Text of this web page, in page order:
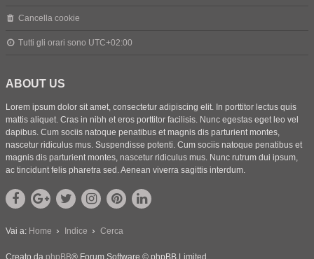
Cancella cookie
Tutti gli orari sono UTC+02:00
ABOUT US
Lorem ipsum dolor sit amet, consectetur adipiscing elit. In porttitor lectus quis
mattis aliquet. Cras in nibh et eros porttitor facilisis. Nunc egestas eget leo vel
dapibus. Cum sociis natoque penatibus et magnis dis parturient montes,
nascetur ridiculus mus. Suspendisse potenti. Cum sociis natoque penatibus et
magnis dis parturient montes, nascetur ridiculus mus. Nunc rutrum dui ipsum,
ac tincidunt felis pharetra sed. Aenean viverra sagittis interdum.
Vai a: Home Indice Cerca
Creato da phpBB® Forum Software © phpBB Limited